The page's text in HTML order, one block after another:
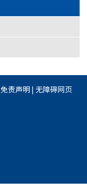
免责声明|无障碍网页